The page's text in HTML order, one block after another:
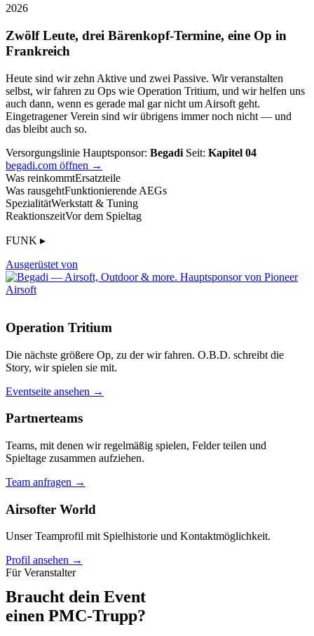
2026
Zwölf Leute, drei Bärenkopf-Termine, eine Op in
Frankreich
Heute sind wir zehn Aktive und zwei Passive. Wir veranstalten
selbst, wir fahren zu Ops wie Operation Tritium, und wir helfen uns
auch dann, wenn es gerade mal gar nicht um Airsoft geht.
Eingetragener Verein sind wir übrigens immer noch nicht — und
das bleibt auch so.
Versorgungslinie Hauptsponsor: Begadi Seit: Kapitel 04
begadi.com öffnen →
Was reinkommtErsatzteile
Was rausgehtFunktionierende AEGs
SpezialitätWerkstatt & Tuning
ReaktionszeitVor dem Spieltag
FUNK ▸
Ausgerüstet von
Operation Tritium
Die nächste größere Op, zu der wir fahren. O.B.D. schreibt die
Story, wir spielen sie mit.
Eventseite ansehen →
Partnerteams
Teams, mit denen wir regelmäßig spielen, Felder teilen und
Spieltage zusammen aufziehen.
Team anfragen →
Airsofter World
Unser Teamprofil mit Spielhistorie und Kontaktmöglichkeit.
Profil ansehen →
Für Veranstalter
Braucht dein Event
einen PMC-Trupp?